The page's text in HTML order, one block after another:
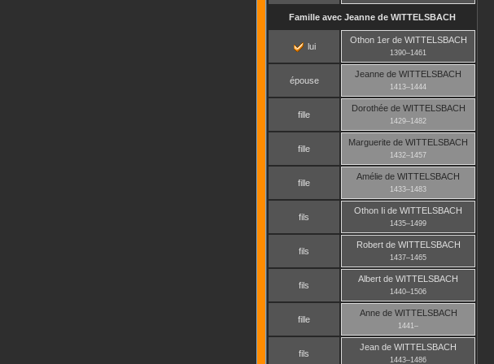
Famille avec Jeannede WITTELSBACH
lui
Othon 1erde WITTELSBACH
1390–1461
épouse
Jeanne de WITTELSBACH
1413–1444
fille
Dorothéede WITTELSBACH
1429–1482
fille
Marguerite de WITTELSBACH
1432–1457
fille
Amélie de WITTELSBACH
1433–1483
fils
Othon Ii de WITTELSBACH
1435–1499
fils
Robertde WITTELSBACH
1437–1465
fils
Albert de WITTELSBACH
1440–1506
fille
Annede WITTELSBACH
1441–
fils
Jean de WITTELSBACH
1443–1486